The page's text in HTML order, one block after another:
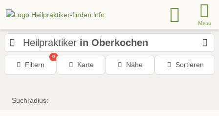
Menu
Heilpraktiker in Oberkochen
Filtern
0
Karte Nähe Sortieren
Suchradius: